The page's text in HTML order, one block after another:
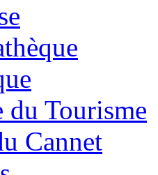
du Tourisme
Cannet